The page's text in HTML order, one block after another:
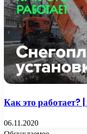
Как это работает?
06.11.2020